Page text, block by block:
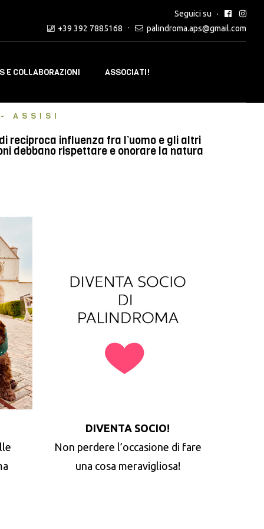
Seguici su
+39 392 7885168
palindroma.aps@gmail.com
E COLLABORAZIONI ASSOCIATI!
ASSISI
reciproca influenza fra l’uomo e gli altri
debbano rispettare e onorare la natura
DIVENTA SOCIO!
Non perdere l’occasione di fare
una cosa meravigliosa!